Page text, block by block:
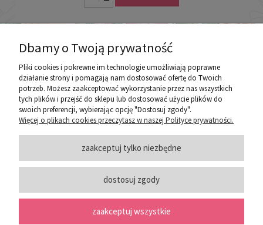
poznaj ROZEOGRODOWE.PL
ZASADY SPRZEDAŻY
PORADY
Dbamy o Twoją prywatność
Pliki cookies i pokrewne im technologie umożliwiają poprawne
działanie strony i pomagają nam dostosować ofertę do Twoich
potrzeb. Możesz zaakceptować wykorzystanie przez nas wszystkich
tych plików i przejść do sklepu lub dostosować użycie plików do
swoich preferencji, wybierając opcję "Dostosuj zgody".
Więcej o plikach cookies przeczytasz w naszej Polityce prywatności.
zaakceptuj tylko niezbędne
dostosuj zgody
zaakceptuj wszystkie